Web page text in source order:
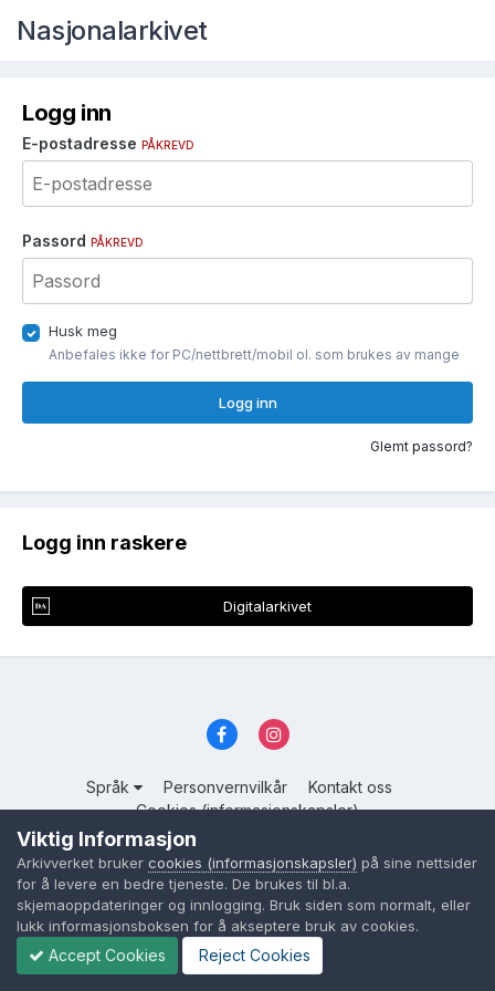
Nasjonalarkivet
Logg inn
E-postadresse PÅKREVD
Passord PÅKREVD
Husk meg
Anbefales ikke for PC/nettbrett/mobil ol. som brukes av mange
Logg inn
Glemt passord?
Logg inn raskere
Digitalarkivet
Språk Personvernvilkår
Kontakt oss
Cookies (informasjonskapsler)
Powered by Invision Community
Viktig Informasjon
Arkivverket bruker cookies (informasjonskapsler) på sine nettsider
for å levere en bedre tjeneste. De brukes til bl.a.
skjemaoppdateringer og innlogging. Bruk siden som normalt, eller
lukk informasjonsboksen for å akseptere bruk av cookies.
Accept Cookies Reject Cookies